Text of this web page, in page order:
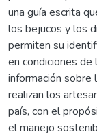
una guía escrita
los bejucos y los
permiten su
en condiciones
información sobre
realizan los
país, con el
el manejo